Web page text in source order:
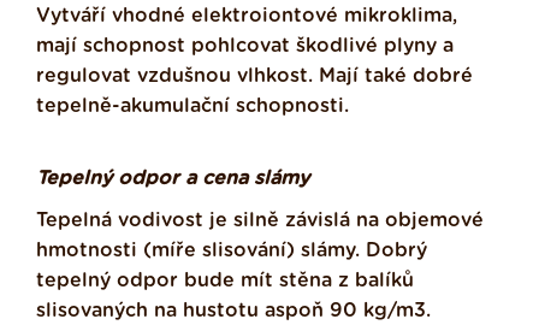
Vytváří vhodné elektroiontové mikroklima,
mají schopnost pohlcovat škodlivé plyny a
regulovat vzdušnou vlhkost. Mají také dobré
tepelně-akumulační schopnosti.
Tepelný odpor a cena slámy
Tepelná vodivost je silně závislá na objemové
hmotnosti (míře slisování) slámy. Dobrý
tepelný odpor bude mít stěna z balíků
slisovaných na hustotu aspoň 90 kg/m3.